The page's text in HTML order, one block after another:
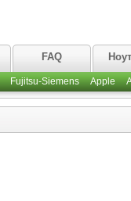
FAQ
Fujitsu-Siemens Apple